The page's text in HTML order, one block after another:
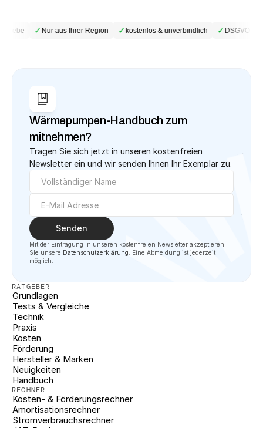
✓Nur aus Ihrer Region ✓kostenlos & unverbindlich ✓DSGVO-
Wärmepumpen-Handbuch zum
mitnehmen?
Tragen Sie sich jetzt in unseren kostenfreien
Newsletter ein und wir senden Ihnen Ihr Exemplar zu.
Senden
Mit der Eintragung in unseren kostenfreien Newsletter akzeptieren
SIe unsere Datenschutzerklärung . Eine Abmeldung ist jederzeit
möglich.
RATGEBER
Grundlagen
Tests & Vergleiche
Technik
Praxis
Kosten
Förderung
Hersteller & Marken
Neuigkeiten
Handbuch
RECHNER
Kosten- & Förderungsrechner
Amortisationsrechner
Stromverbrauchsrechner